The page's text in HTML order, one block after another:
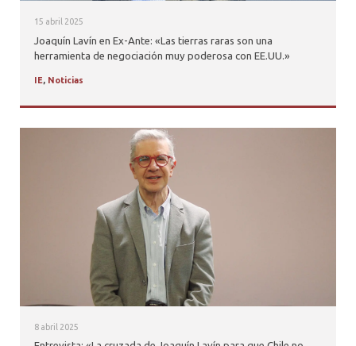
15 abril 2025
Joaquín Lavín en Ex-Ante: «Las tierras raras son una
herramienta de negociación muy poderosa con EE.UU.»
IE, Noticias
8 abril 2025